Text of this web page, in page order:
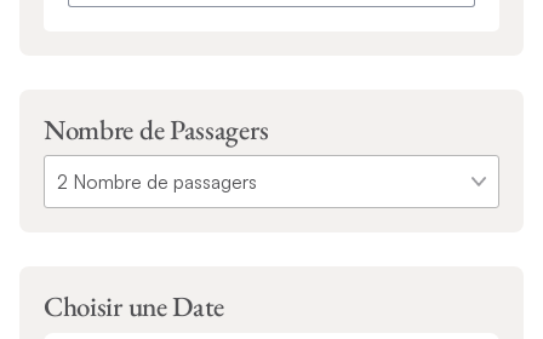
Nombre de Passagers
Choisir une Date